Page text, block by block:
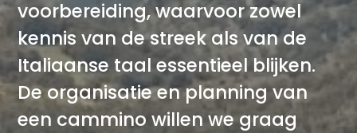
voorbereiding, waarvoor zowel
kennis van de streek als van de
Italiaanse taal essentieel blijken.
De organisatie en planning van
een cammino willen we graag